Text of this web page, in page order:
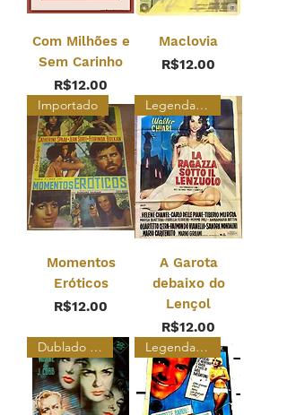
Com Milhões e
Sem Carinho
Price
R$12.00
Maclovia
Price
R$12.00
Importado
Momentos
Eróticos
Price
R$12.00
Legendado Restaurado
A Garota
debaixo do
Lençol
Price
R$12.00
Dublado Raridade
Legendado